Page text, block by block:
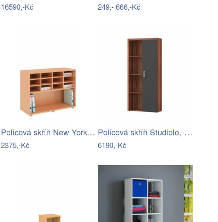
16590,-Kč 249,-666,-Kč
Policová skříň New York-office H163-LZ
2375,-Kč
Policová skříň Studiolo, švestka / šedý…
6190,-Kč